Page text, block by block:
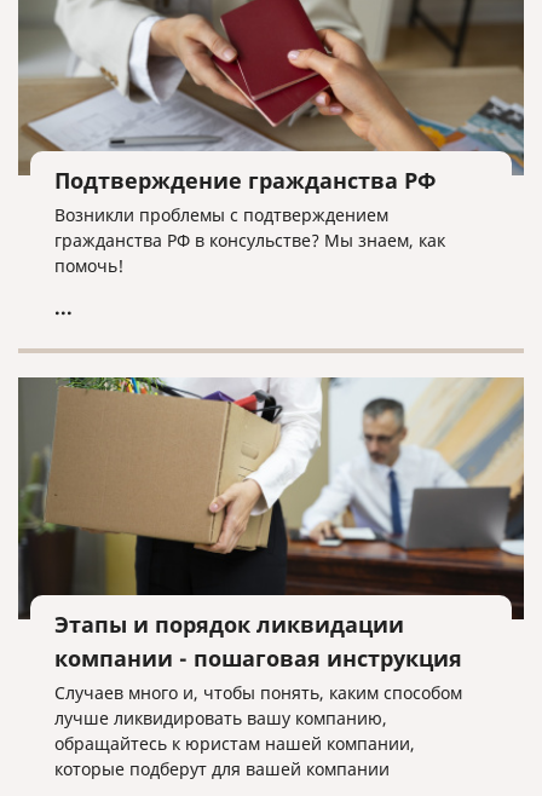
Подтверждение гражданства РФ
Возникли проблемы с подтверждением
гражданства РФ в консульстве? Мы знаем, как
помочь!
...
Этапы и порядок ликвидации
компании - пошаговая инструкция
Случаев много и, чтобы понять, каким способом
лучше ликвидировать вашу компанию,
обращайтесь к юристам нашей компании,
которые подберут для вашей компании